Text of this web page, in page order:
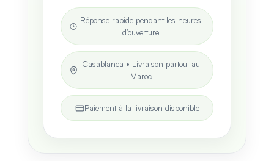
Réponse rapide pendant les heures
d’ouverture
Casablanca • Livraison partout au
Maroc
Paiement à la livraison disponible